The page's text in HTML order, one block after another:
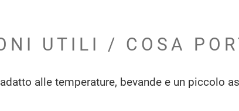
UTILI / COSA
alle temperature, bevande e un piccolo